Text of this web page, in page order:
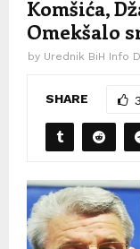
Komšića,
Omekšalo
by Urednik BiH Info
SHARE 3